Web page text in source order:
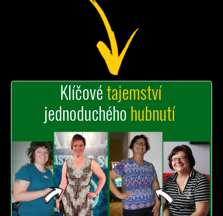
Klíčovétajemství
jednoduchého hubnutí